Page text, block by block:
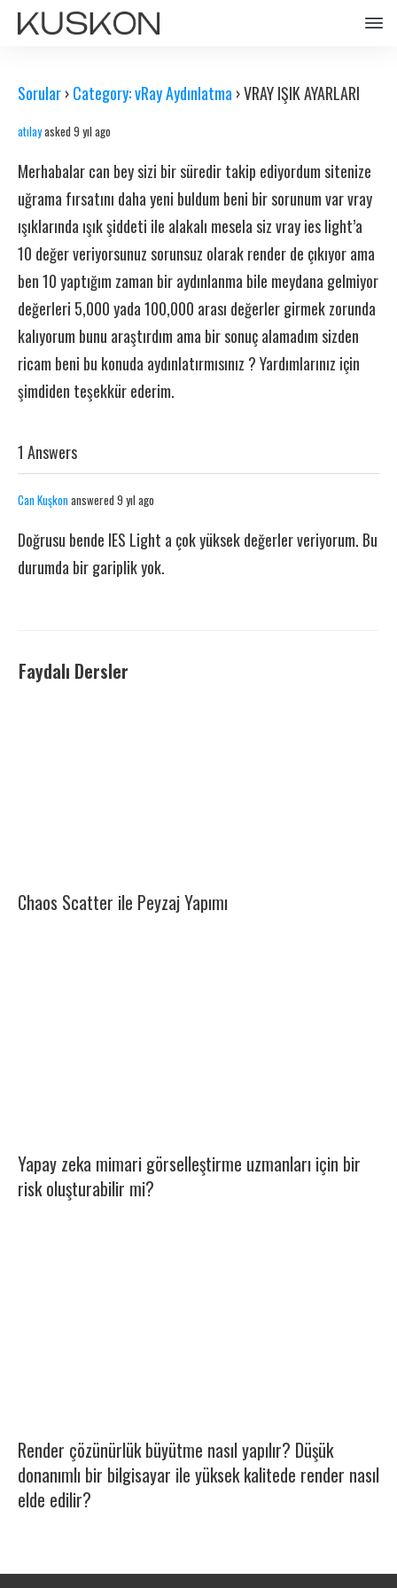
Sorular›Category: vRay Aydınlatma ›VRAY IŞIK AYARLARI
atılayasked 9 yıl ago
Merhabalar can bey sizi bir süredir takip ediyordum sitenize
uğrama fırsatını daha yeni buldum beni bir sorunum var vray
ışıklarında ışık şiddeti ile alakalı mesela siz vray ies light’a
10 değer veriyorsunuz sorunsuz olarak render de çıkıyor ama
ben 10 yaptığım zaman bir aydınlanma bile meydana gelmiyor
değerleri 5,000 yada 100,000 arası değerler girmek zorunda
kalıyorum bunu araştırdım ama bir sonuç alamadım sizden
ricam beni bu konuda aydınlatırmısınız ? Yardımlarınız için
şimdiden teşekkür ederim.
1 Answers
Can Kuşkonanswered 9 yıl ago
Doğrusu bende IES Light a çok yüksek değerler veriyorum. Bu
durumda bir gariplik yok.
Faydalı Dersler
Chaos Scatter ile Peyzaj Yapımı
Yapay zeka mimari görselleştirme uzmanları için bir
risk oluşturabilir mi?
Render çözünürlük büyütme nasıl yapılır? Düşük
donanımlı bir bilgisayar ile yüksek kalitede render nasıl
elde edilir?